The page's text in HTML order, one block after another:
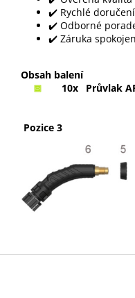
✔️ Rychlé
✔️ Odborné
✔️ Záruka
Obsah balení
10x
Průvlak
Pozice 3
Z